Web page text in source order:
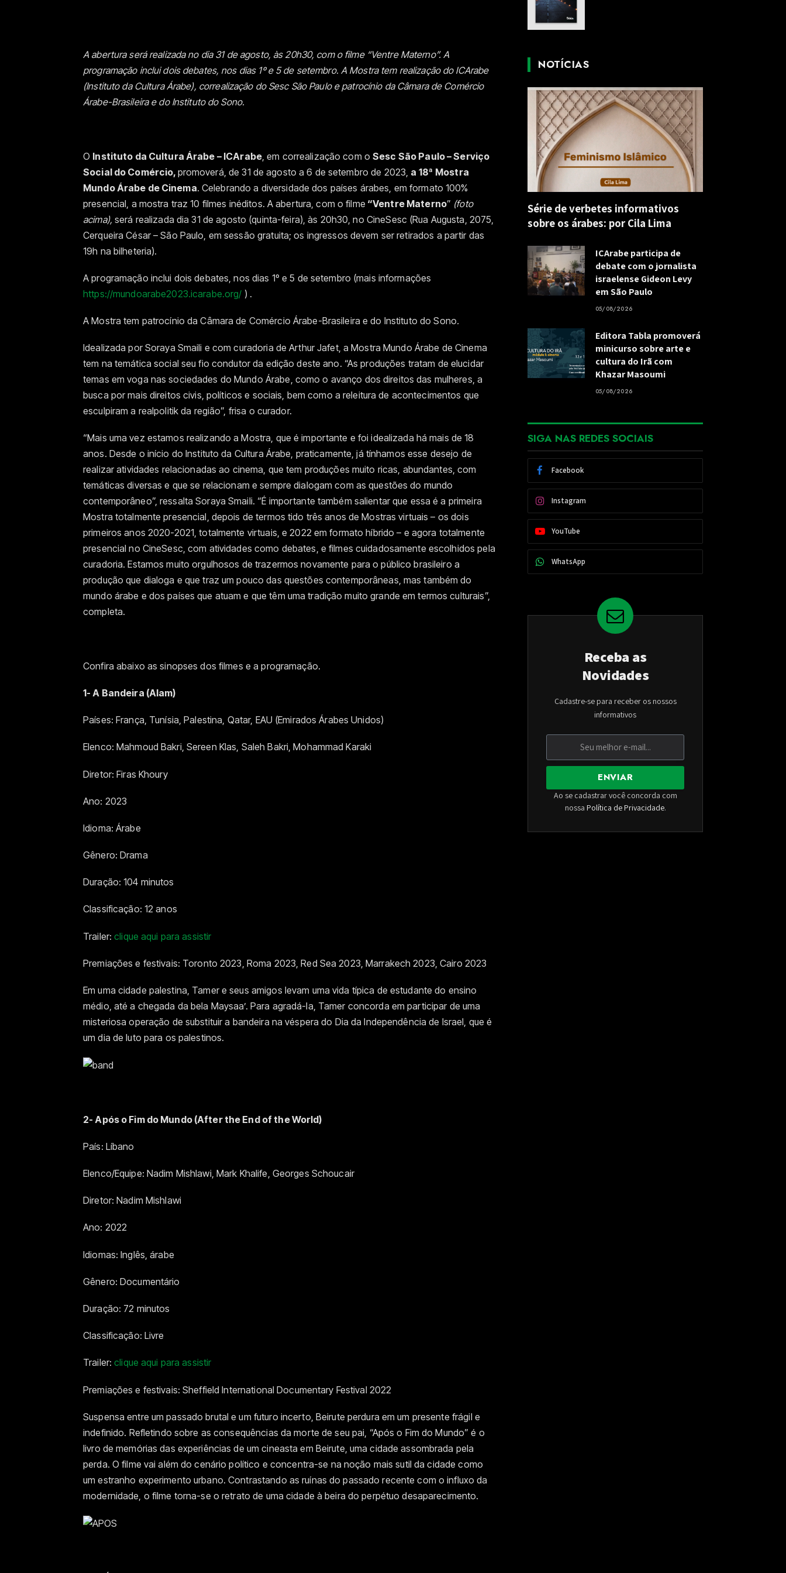
A abertura será realizada no dia 31 de agosto, às 20h30, com o filme “Ventre Materno”. A
programação inclui dois debates, nos dias 1º e 5 de setembro. A Mostra tem realização do ICArabe
(Instituto da CulturaÁrabe), correalização do Sesc São Paulo e patrocínio da Câmara de Comércio
Árabe-Brasileira e do Instituto do Sono.
O Instituto da Cultura Árabe – ICArabe, em correalização com oSesc São Paulo– Serviço
Social do Comércio, promoverá , de 31 de agosto a 6 de setembro de 2023, a 18ª Mostra
Mundo Árabe de Cinema. Celebrando a diversidade dos países árabes, em formato 100%
presencial, a mostra traz 10 filmes inéditos. A abertura, com o filme “Ventre Materno” (foto
acima), será realizada dia 31 de agosto (quinta-feira),às 20h30, no CineSesc (Rua Augusta, 2075,
Cerqueira César – São Paulo, em sessão gratuita;os ingressos devem ser retirados a partir das
19h na bilheteria).
A programação inclui dois debates, nos dias 1º e 5 de setembro (mais informações
https://mundoarabe2023.icarabe.org/ ) .
A Mostra tem patrocínio da Câmara de Comércio Árabe-Brasileira e do Instituto do Sono.
Idealizada por Soraya Smaili e com curadoria de Arthur Jafet, a Mostra Mundo Árabe de Cinema
tem na temática social seu fio condutor da edição deste ano. “As produções tratam de elucidar
temas em voga nas sociedades do Mundo Árabe, como o avanço dos direitos das mulheres, a
busca por mais direitos civis, políticos e sociais, bem como a releitura de acontecimentos que
esculpiram a realpolitik da região”, frisa o curador.
“Mais uma vez estamos realizando a Mostra, que é importante e foi idealizada há mais de 18
anos. Desde o início do Instituto da Cultura Árabe, praticamente, já tínhamos esse desejo de
realizar atividades relacionadas ao cinema, que tem produções muito ricas, abundantes, com
temáticas diversas e que se relacionam e sempre dialogam com as questões do mundo
contemporâneo”, ressalta Soraya Smaili. “É importante também salientar que essa é a primeira
Mostra totalmente presencial, depois de termos tido três anos de Mostras virtuais – os dois
primeiros anos 2020-2021, totalmente virtuais, e 2022 em formato híbrido – e agora totalmente
presencial no CineSesc, com atividades como debates, e filmes cuidadosamente escolhidos pela
curadoria. Estamos muito orgulhosos de trazermos novamente para o público brasileiro a
produção que dialoga e que traz um pouco das questões contemporâneas, mas também do
mundo árabe e dos países que atuam e que têm uma tradição muito grande em termos culturais”,
completa.
Confira abaixo as sinopses dos filmes e a programação.
1- A Bandeira (Alam)
Países: França, Tunísia, Palestina, Qatar, EAU (Emirados Árabes Unidos)
Elenco: Mahmoud Bakri, Sereen Klas, Saleh Bakri, Mohammad Karaki
Diretor: Firas Khoury
Ano: 2023
Idioma: Árabe
Gênero: Drama
Duração: 104 minutos
Classificação: 12 anos
Trailer:clique aqui para assistir
Premiações e festivais: Toronto 2023, Roma 2023, Red Sea 2023, Marrakech 2023, Cairo 2023
Em uma cidade palestina, Tamer e seus amigos levam uma vida típica de estudante do ensino
médio, até a chegada da bela Maysaa’. Para agradá-la, Tamer concorda em participar de uma
misteriosa operação de substituir a bandeira na véspera do Dia da Independência de Israel, que é
um dia de luto para os palestinos.
2- Após o Fim do Mundo (After the End of the World)
País: Líbano
Elenco/Equipe: Nadim Mishlawi, Mark Khalife, Georges Schoucair
Diretor: Nadim Mishlawi
Ano: 2022
Idiomas: Inglês, árabe
Gênero: Documentário
Duração: 72 minutos
Classificação: Livre
Trailer:clique aqui para assistir
Premiações e festivais: Sheffield International Documentary Festival 2022
Suspensa entre um passado brutal e um futuro incerto, Beirute perdura em um presente frágil e
indefinido. Refletindo sobre as consequências da morte de seu pai, “Após o Fim do Mundo” é o
livro de memórias das experiências de um cineasta em Beirute, uma cidade assombrada pela
perda. O filme vai além do cenário político e concentra-se na noção mais sutil da cidade como
um estranho experimento urbano. Contrastando as ruínas do passado recente com o influxo da
modernidade, o filme torna-se o retrato de uma cidade à beira do perpétuo desaparecimento.
NOTÍCIAS
Série de verbetes informativos
sobre os árabes: por Cila Lima
ICArabe participa de
debate com o jornalista
israelense Gideon Levy
em São Paulo
05/08/2026
Editora Tabla promoverá
minicurso sobre arte e
cultura do Irã com
Khazar Masoumi
05/08/2026
SIGA NAS REDES SOCIAIS
Facebook
Instagram
YouTube
WhatsApp
Receba as
Novidades
Cadastre-se para receber os nossos
informativos
ENVIAR
Ao se cadastrar você concorda com
nossa Política de Privacidade.